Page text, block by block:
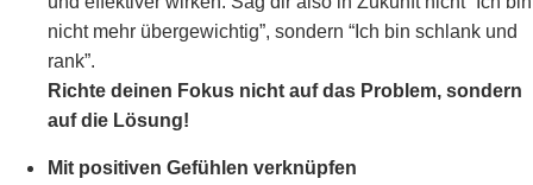
nicht mehr übergewichtig”, sondern “Ich bin schlank und
rank”.
Richte deinen Fokus nicht auf das Problem, sondern
auf die Lösung!
Mit positiven Gefühlen verknüpfen